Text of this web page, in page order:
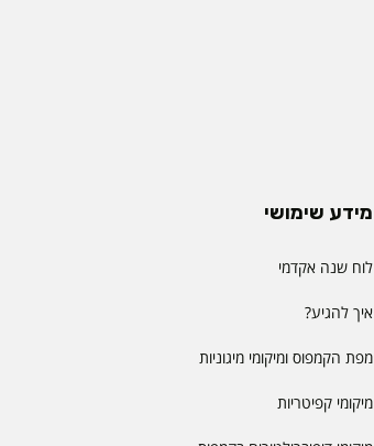
מידע שימושי
לוח שנה אקדמי
איך להגיע?
מפת הקמפוס ומיקומי מיגוניות
מיקומי קפיטריות